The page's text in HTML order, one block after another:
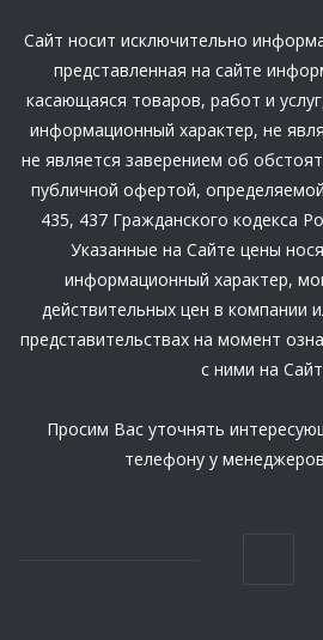
Сайт носит исключительно
представленная на сайте
касающаяся товаров, работ и
информационный характер, не
не является заверением об
публичной офертой,
435, 437 Гражданского кодекса
Указанные на Сайте цены
информационный характер,
действительных цен в компании
представительствах на момент
с ними на
Просим Вас уточнять
телефону у